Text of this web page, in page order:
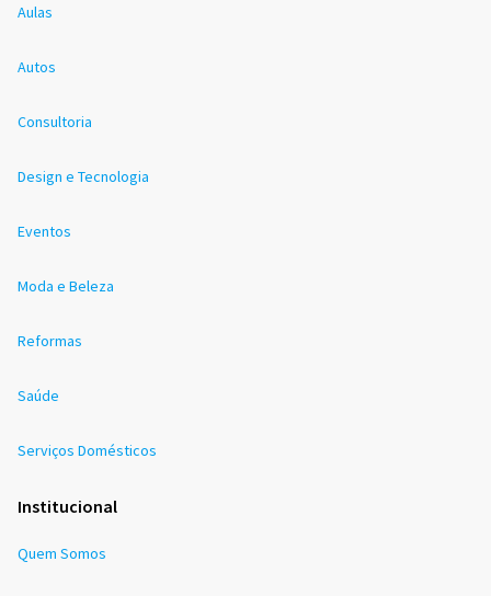
Aulas
Autos
Consultoria
Design e Tecnologia
Eventos
Moda e Beleza
Reformas
Saúde
Serviços Domésticos
Institucional
Quem Somos